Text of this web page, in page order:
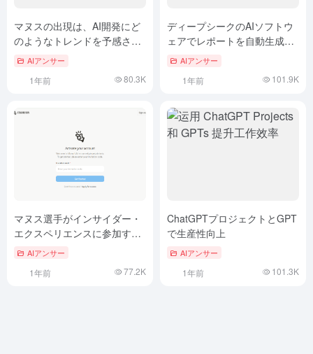
マヌスの出現は、AI開発にど
のようなトレンドを予感させ
るのだろうか？
AIアンサー
1年前 80.3K
ディープシークのAIソフトウ
ェアでレポートを自動生成す
るには？
AIアンサー
1年前 101.9K
マヌス選手がインサイダー・
エクスペリエンスに参加する
資格は？
AIアンサー
1年前 77.2K
ChatGPTプロジェクトとGPT
で生産性向上
AIアンサー
1年前 101.3K